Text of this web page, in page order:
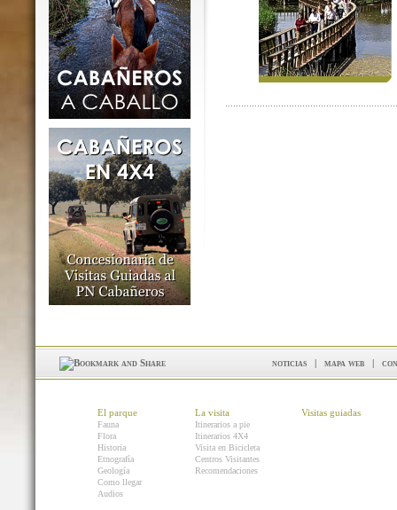
noticias | mapa web |
El parque
Fauna
Flora
Historia
Etnografía
Geología
Como llegar
Audios
La visita
Itinerarios a pie
Itinerarios 4X4
Visita en Bicicleta
Centros Visitantes
Recomendaciones
Visitas guiadas